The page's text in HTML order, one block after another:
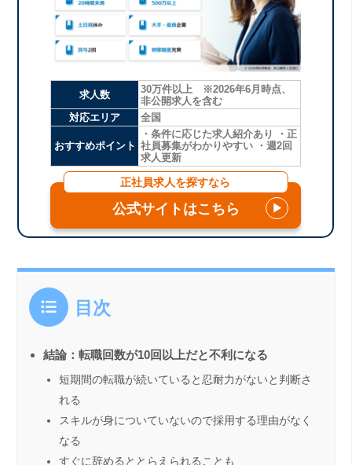
求人数
30万件以上 ※2026年6月時点、
非公開求人を含む
対応エリア
全国
おすすめポイント
・条件に応じた求人紹介あり ・正
社員募集がわかりやすい ・週2回
求人更新
正社員求人を探すなら
公式サイトはこちら ▶
目次
結論：転職回数が10回以上だと不利になる
短期間の転職が続いていると忍耐力がないと判断さ
れる
スキルが身についていないので採用する理由がなく
なる
すぐに辞めるととらえられることも